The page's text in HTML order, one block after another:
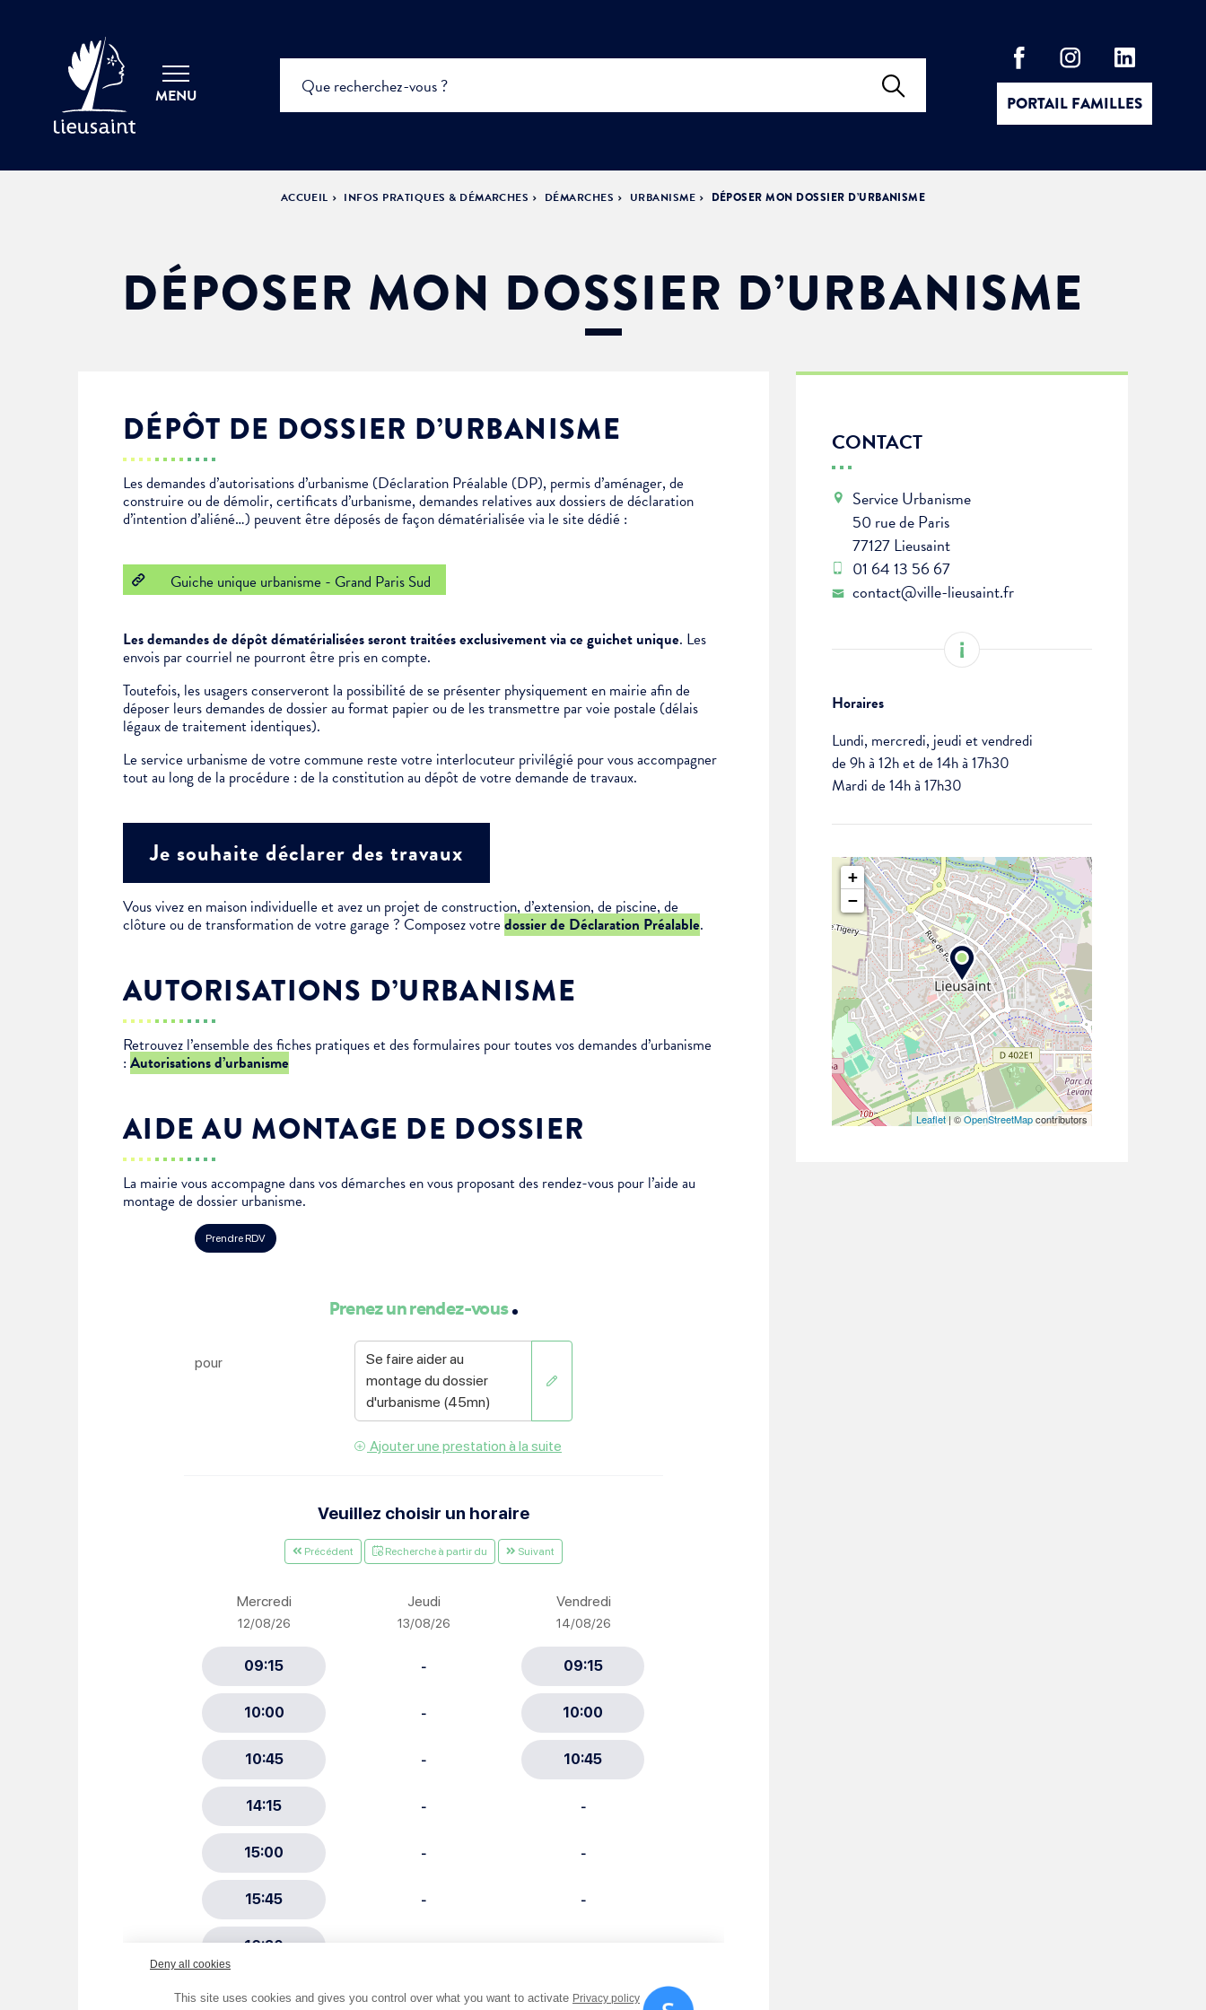
MENU PORTAIL FAMILLES
Enfance & jeunesse
Cadre de vie
Temps libre
Solidarité
Annuaires & carte interactive
Je suis senior
Je suis étudiant
Famille
Logement
Citoyenneté
Location de salles
Urbanisme
Élus du conseil municipal
Séances du Conseil municipal
Ville bienveillante
Ville éducative
ACCUEIL INFOS PRATIQUES & DÉMARCHES DÉMARCHES URBANISME DÉPOSER MON DOSSIER D’URBANISME
DÉPOSER MON DOSSIER D’URBANISME
DÉPÔT DE DOSSIER D’URBANISME
Les demandes d’autorisations d’urbanisme (Déclaration Préalable (DP), permis d’aménager, de
construire ou de démolir, certificats d’urbanisme, demandes relatives aux dossiers de déclaration
d’intention d’aliéné…) peuvent être déposés de façon dématérialisée via le site dédié :
Guiche unique urbanisme - Grand Paris Sud
Les demandes de dépôt dématérialisées seront traitées exclusivement via ce guichet unique. Les
envois par courriel ne pourront être pris en compte.
Toutefois, les usagers conserveront la possibilité de se présenter physiquement en mairie afin de
déposer leurs demandes de dossier au format papier ou de les transmettre par voie postale (délais
légaux de traitement identiques).
Le service urbanisme de votre commune reste votre interlocuteur privilégié pour vous accompagner
tout au long de la procédure : de la constitution au dépôt de votre demande de travaux.
Je souhaite déclarer des travaux
Vous vivez en maison individuelle et avez un projet de construction, d’extension, de piscine, de
clôture ou de transformation de votre garage ? Composez votre dossier de Déclaration Préalable.
AUTORISATIONS D’URBANISME
Retrouvez l’ensemble des fiches pratiques et des formulaires pour toutes vos demandes d’urbanisme
: Autorisations d’urbanisme
AIDE AU MONTAGE DE DOSSIER
La mairie vous accompagne dans vos démarches en vous proposant des rendez-vous pour l’aide au
montage de dossier urbanisme.
CONTACT
Service Urbanisme
50 rue de Paris
77127 Lieusaint
01 64 13 56 67
contact@ville-lieusaint.fr
Horaires
Lundi, mercredi, jeudi et vendredi
de 9h à 12h et de 14h à 17h30
Mardi de 14h à 17h30
+
−
Leaflet| ©OpenStreetMapcontributors
Choisissez votre abonnement :
Alertes Mail
Newsletter Sport et Vie associative